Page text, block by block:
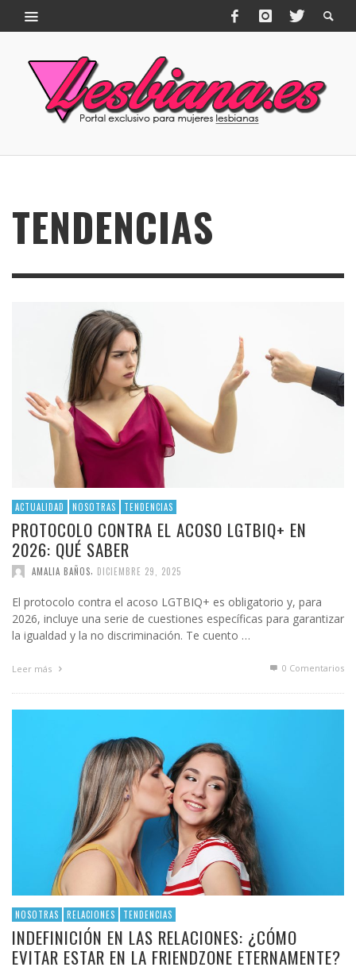
TENDENCIAS
ACTUALIDAD NOSOTRAS TENDENCIAS
PROTOCOLO CONTRA EL ACOSO LGTBIQ+ EN
2026: QUÉ SABER
AMALIA BAÑOS DICIEMBRE 29, 2025
El protocolo contra el acoso LGTBIQ+ es obligatorio y, para
2026, incluye una serie de cuestiones específicas para garantizar
la igualdad y la no discriminación. Te cuento …
Leer más 0 Comentarios
NOSOTRAS RELACIONES TENDENCIAS
INDEFINICIÓN EN LAS RELACIONES: ¿CÓMO
EVITAR ESTAR EN LA FRIENDZONE ETERNAMENTE?